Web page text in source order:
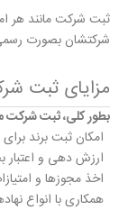
ثبت شرکت مانند هر
شرکتشان بصورت
مزایای ثبت
بطور کلی، ثبت شرکت
امکان ثبت برند
ارزش دهی و
اخذ مجوزها و
همکاری با انواع